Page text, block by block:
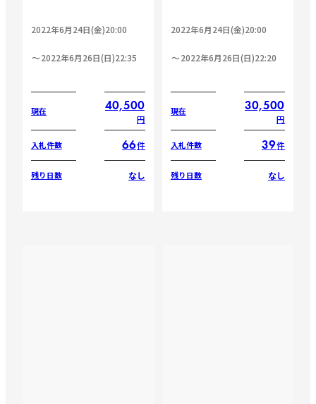
2022年6月24日(金)20:00
2022年6月26日(日)22:35
現在 40,500
円
入札件数 66件
残り日数 なし
2022年6月24日(金)20:00
2022年6月26日(日)22:20
現在 30,500
円
入札件数 39件
残り日数 なし